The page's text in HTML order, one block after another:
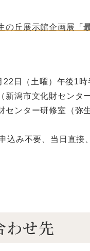
の丘展示館企画展「
22日（土曜）午後1
潟市文化財センター
センター研修室（弥
込み不要、当日直接
わせ先